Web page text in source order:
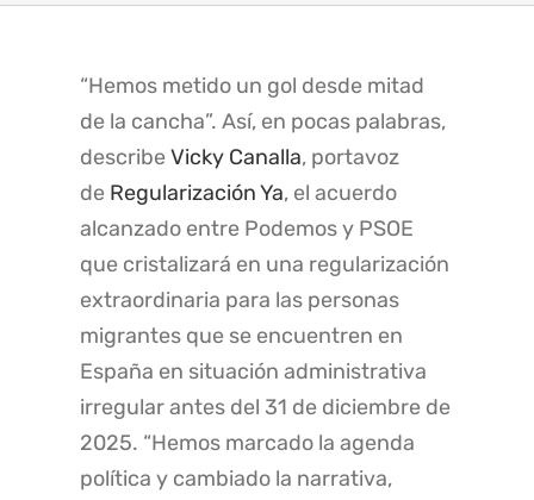
“Hemos metido un gol desde mitad
de la cancha”. Así, en pocas palabras,
describeVicky Canalla, portavoz
de Regularización Ya, el acuerdo
alcanzado entre Podemos y PSOE
que cristalizará en una regularización
extraordinaria para las personas
migrantes que se encuentren en
España en situación administrativa
irregular antes del 31 de diciembre de
2025. “Hemos marcado la agenda
política y cambiado la narrativa,